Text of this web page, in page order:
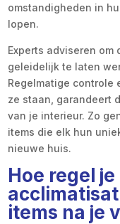
omstandigheden in
lopen.
Experts adviseren
geleidelijk te laten
Regelmatige controle
ze staan, garandeert
van je interieur. Zo
items die elk hun
nieuwe huis.
Hoe regel
items na je